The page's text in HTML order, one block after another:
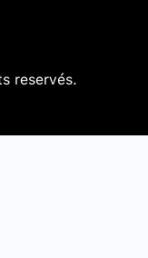
reservés.